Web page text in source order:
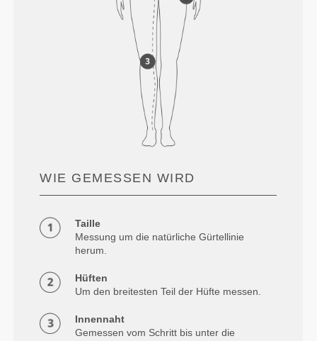
WIE GEMESSEN WIRD
Taille
Messung um die natürliche Gürtellinie
herum.
Hüften
Um den breitesten Teil der Hüfte messen.
Innennaht
Gemessen vom Schritt bis unter die